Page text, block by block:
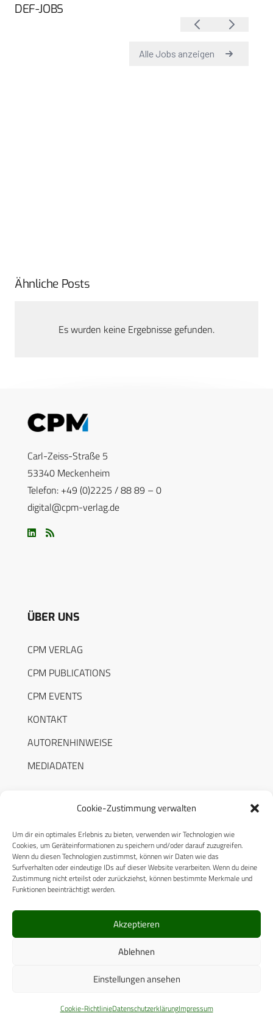
Cookie-Zustimmung verwalten
Um dir ein optimales Erlebnis zu bieten, verwenden wir Technologien wie
Cookies, um Geräteinformationen zu speichern und/oder darauf zuzugreifen.
Wenn du diesen Technologien zustimmst, können wir Daten wie das
Surfverhalten oder eindeutige IDs auf dieser Website verarbeiten. Wenn du deine
Zustimmung nicht erteilst oder zurückziehst, können bestimmte Merkmale und
Funktionen beeinträchtigt werden.
Akzeptieren
Ablehnen
Einstellungen ansehen
Cookie-RichtlinieDatenschutzerklärungImpressum
DEF-JOBS
Ähnliche Posts
Es wurden keine Ergebnisse gefunden.
Carl-Zeiss-Straße 5
53340 Meckenheim
Telefon: +49 (0)2225 / 88 89 – 0
digital@cpm-verlag.de
ÜBER UNS
CPM VERLAG
CPM PUBLICATIONS
CPM EVENTS
KONTAKT
AUTORENHINWEISE
MEDIADATEN
RECHTLICHES
Datenschutzerklärung
Cookie-Richtlinie (EU)
© 2025 CPM GmbH – Alle Rechte vorbehalten